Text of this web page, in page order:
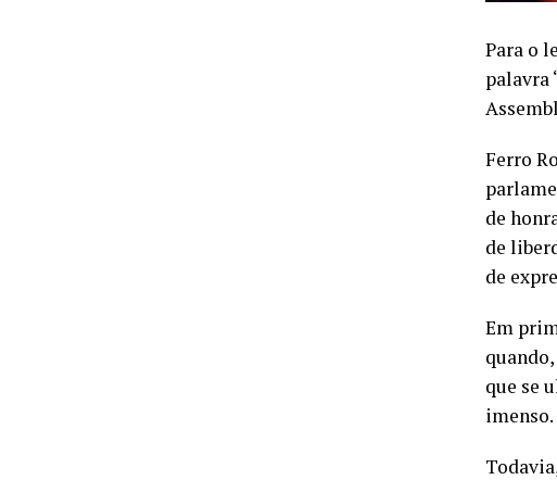
Para o
palavra
Ferro
de
de
de
Em
que se